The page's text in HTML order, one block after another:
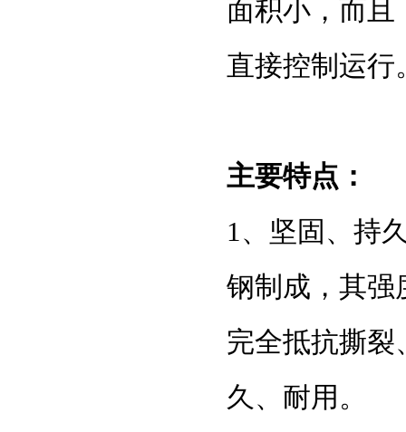
面积小，而
直接控制运行
主要特点：
1、坚固、持
钢制成，其强
完全抵抗撕裂
久、耐用。